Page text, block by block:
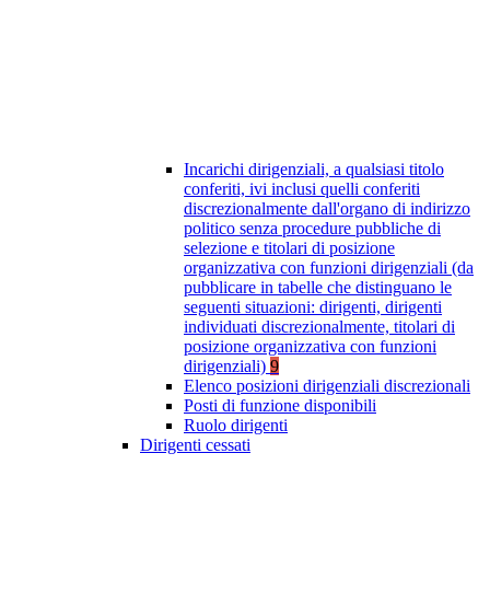
Incarichi dirigenziali, a qualsiasi titolo
conferiti, ivi inclusi quelli conferiti
discrezionalmente dall'organo di indirizzo
politico senza procedure pubbliche di
selezione e titolari di posizione
organizzativa con funzioni dirigenziali (da
pubblicare in tabelle che distinguano le
seguenti situazioni: dirigenti, dirigenti
individuati discrezionalmente, titolari di
posizione organizzativa con funzioni
dirigenziali) 9
Elenco posizioni dirigenziali discrezionali
Posti di funzione disponibili
Ruolo dirigenti
Dirigenti cessati